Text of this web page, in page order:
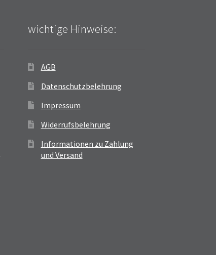
wichtige Hinweise:
AGB
Datenschutzbelehrung
Impressum
Widerrufsbelehrung
Informationen zu Zahlung
und Versand